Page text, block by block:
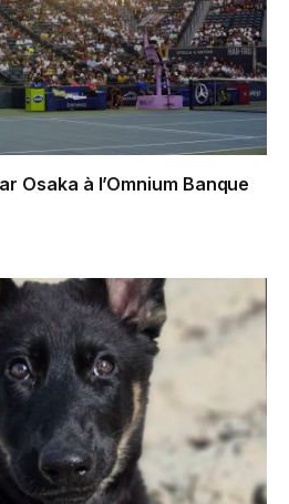
Osaka à l’Omnium Banque